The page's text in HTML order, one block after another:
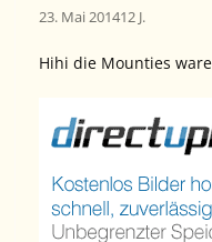
23. Mai 201412 J.
Hihi die Mounties